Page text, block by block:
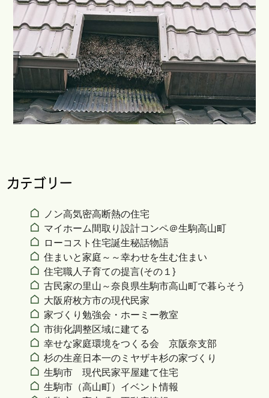
カテゴリー
ノン高気密高断熱の住宅
マイホーム間取り設計コンペ＠生駒高山町
ローコスト住宅誕生秘話物語
住まいと家庭～～幸わせを生む住まい
住宅職人子育ての提言(その１}
古民家の里山～奈良県生駒市高山町で暮らそう
大阪府枚方市の現代民家
家づくり勉強会・ホーミー教室
市街化調整区域に建てる
幸せな家庭環境をつくる会 京阪奈支部
杉の生産日本一のミヤザキ杉の家づくり
生駒市 現代民家平屋建て住宅
生駒市（高山町）イベント情報